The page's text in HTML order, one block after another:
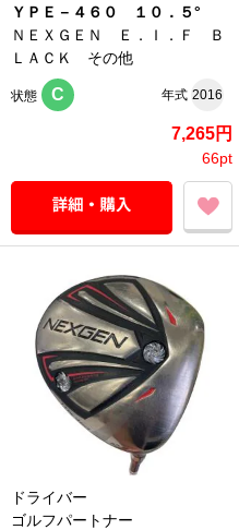
ＹＰＥ－４６０ １０．５°
ＮＥＸＧＥＮ Ｅ．Ｉ．Ｆ Ｂ
ＬＡＣＫ その他
状態 C 年式 2016
7,265円
66pt
ドライバー
ゴルフパートナー